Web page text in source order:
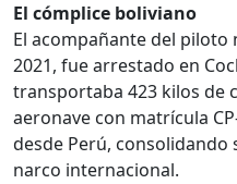
El cómplice boliviano
El acompañante del piloto
2021, fue arrestado en
transportaba 423 kilos de
aeronave con matrícula
desde Perú, consolidando
narco internacional.